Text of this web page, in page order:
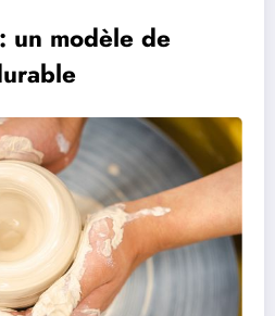
: un modèle de